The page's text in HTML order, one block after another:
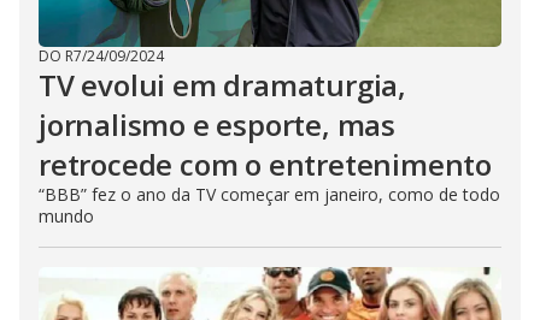
DO R7/24/09/2024
TV evolui em dramaturgia,
jornalismo e esporte, mas
retrocede com o entretenimento
“BBB” fez o ano da TV começar em janeiro, como de todo
mundo